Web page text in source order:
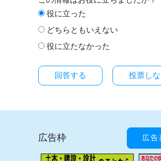
役に立った
どちらともいえない
役に立たなかった
投票し
広告枠 広告